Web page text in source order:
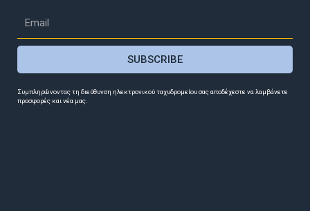
SUBSCRIBE
Συμπληρώνοντας τη διεύθυνση ηλεκτρονικού ταχυδρομείου σας αποδέχεστε να λαμβάνετε
προσφορές και νέα μας.